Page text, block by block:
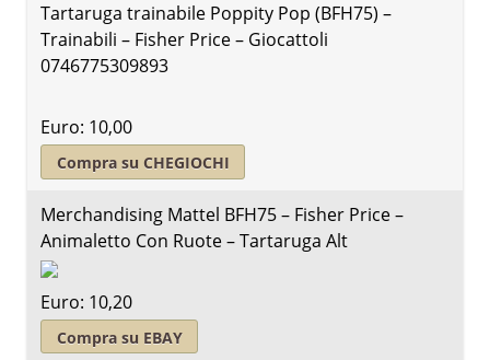
Tartaruga trainabile Poppity Pop (BFH75) –
Trainabili – Fisher Price – Giocattoli
0746775309893
Euro: 10,00
Compra su CHEGIOCHI
Merchandising Mattel BFH75 – Fisher Price –
Animaletto Con Ruote – Tartaruga Alt
Euro: 10,20
Compra su EBAY